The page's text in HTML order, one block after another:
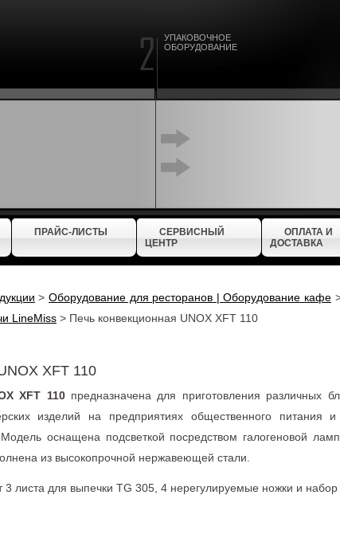
УПАКОВОЧНОЕ
ОБОРУДОВАНИЕ
ПРАЙС-ЛИСТЫ
СЕРВИСНЫЙ
ЦЕНТР
ОПЛАТА И
ДОСТАВКА
> Оборудование для ресторанов | Оборудование кафе
LineMiss > Печь конвекционная UNOX XFT 110
XFT 110
XFT 110предназначена для приготовления различных
изделий на предприятиях общественного питания
Модель оснащена подсветкой посредством галогеновой
из высокопрочной нержавеющей стали.
3 листа для выпечки TG 305, 4 нерегулируемые ножки и